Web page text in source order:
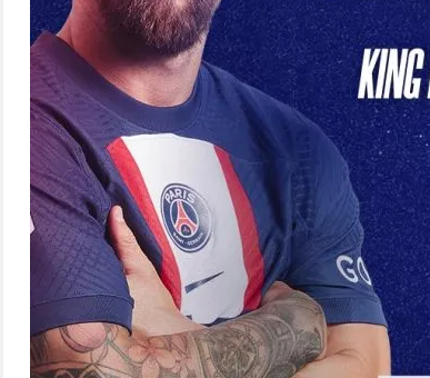
Match Ce Soir: PSG Affronte Son
Adversaire Redoutable Ce soir,…